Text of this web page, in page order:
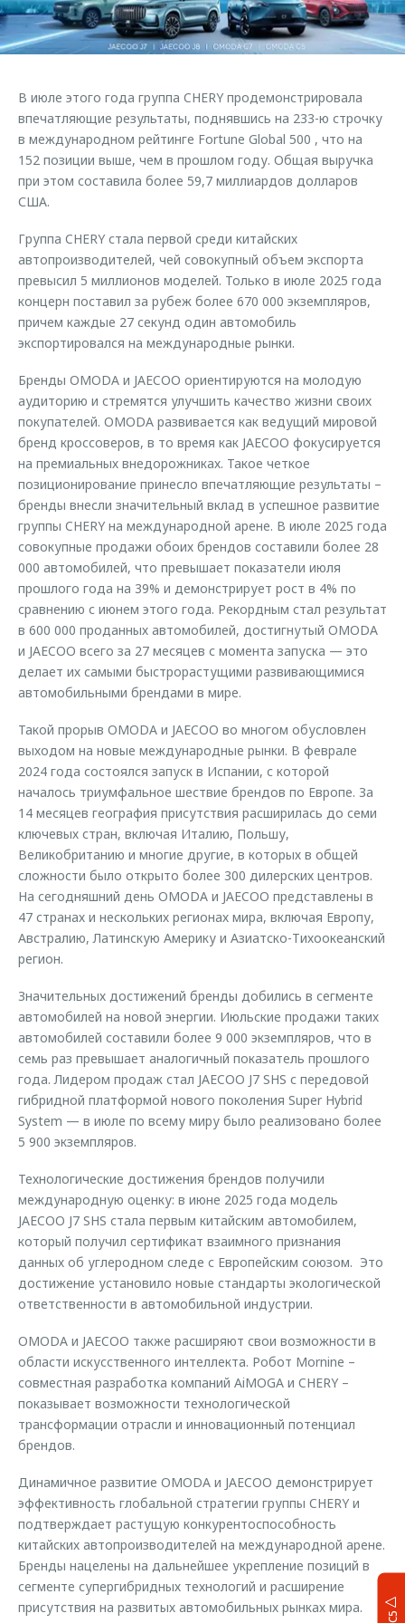
Страхование
Кредитный калькулятор
Оригинальные аксессуары
Запчасти
Трейд-ин
Калькулятор трейд-ин
Клиентская поддержка
O&J Автоклуб
Аксессуары
Одежда и сувениры
Оригинальные аксессуары
Запчасти
Обратная связь
В июле этого года группа CHERY продемонстрировала
впечатляющие результаты, поднявшись на 233-ю строчку
в международном рейтинге Fortune Global 500 , что на
152 позиции выше, чем в прошлом году. Общая выручка
при этом составила более 59,7 миллиардов долларов
США.
Группа CHERY стала первой среди китайских
автопроизводителей, чей совокупный объем экспорта
превысил 5 миллионов моделей. Только в июле 2025 года
концерн поставил за рубеж более 670 000 экземпляров,
причем каждые 27 секунд один автомобиль
экспортировался на международные рынки.
Бренды OMODA и JAECOO ориентируются на молодую
аудиторию и стремятся улучшить качество жизни своих
покупателей. OMODA развивается как ведущий мировой
бренд кроссоверов, в то время как JAECOO фокусируется
на премиальных внедорожниках. Такое четкое
позиционирование принесло впечатляющие результаты –
бренды внесли значительный вклад в успешное развитие
группы CHERY на международной арене. В июле 2025 года
совокупные продажи обоих брендов составили более 28
000 автомобилей, что превышает показатели июля
прошлого года на 39% и демонстрирует рост в 4% по
сравнению с июнем этого года. Рекордным стал результат
в 600 000 проданных автомобилей, достигнутый OMODA
и JAECOO всего за 27 месяцев с момента запуска — это
делает их самыми быстрорастущими развивающимися
автомобильными брендами в мире.
Такой прорыв OMODA и JAECOO во многом обусловлен
выходом на новые международные рынки. В феврале
2024 года состоялся запуск в Испании, с которой
началось триумфальное шествие брендов по Европе. За
14 месяцев география присутствия расширилась до семи
ключевых стран, включая Италию, Польшу,
Великобританию и многие другие, в которых в общей
сложности было открыто более 300 дилерских центров.
На сегодняшний день OMODA и JAECOO представлены в
47 странах и нескольких регионах мира, включая Европу,
Австралию, Латинскую Америку и Азиатско-Тихоокеанский
регион.
Значительных достижений бренды добились в сегменте
автомобилей на новой энергии. Июльские продажи таких
автомобилей составили более 9 000 экземпляров, что в
семь раз превышает аналогичный показатель прошлого
года. Лидером продаж стал JAECOO J7 SHS с передовой
гибридной платформой нового поколения Super Hybrid
System — в июле по всему миру было реализовано более
5 900 экземпляров.
Технологические достижения брендов получили
международную оценку: в июне 2025 года модель
JAECOO J7 SHS стала первым китайским автомобилем,
который получил сертификат взаимного признания
данных об углеродном следе с Европейским союзом. Это
достижение установило новые стандарты экологической
ответственности в автомобильной индустрии.
OMODA и JAECOO также расширяют свои возможности в
области искусственного интеллекта. Робот Mornine –
совместная разработка компаний AiMOGA и CHERY –
показывает возможности технологической
трансформации отрасли и инновационный потенциал
брендов.
Динамичное развитие OMODA и JAECOO демонстрирует
эффективность глобальной стратегии группы CHERY и
подтверждает растущую конкурентоспособность
китайских автопроизводителей на международной арене.
Бренды нацелены на дальнейшее укрепление позиций в
сегменте супергибридных технологий и расширение
присутствия на развитых автомобильных рынках мира.